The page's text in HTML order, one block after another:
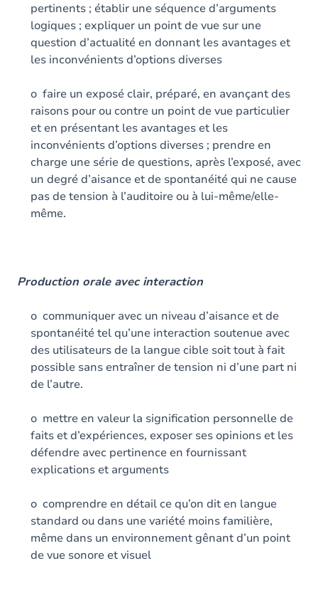
pertinents ; établir une séquence d’arguments
logiques ; expliquer un point de vue sur une
question d’actualité en donnant les avantages et
les inconvénients d’options diverses
o faire un exposé clair, préparé, en avançant des
raisons pour ou contre un point de vue particulier
et en présentant les avantages et les
inconvénients d’options diverses ; prendre en
charge une série de questions, après l’exposé, avec
un degré d’aisance et de spontanéité qui ne cause
pas de tension à l’auditoire ou à lui-même/elle-
même.
Production orale avec interaction
o communiquer avec un niveau d’aisance et de
spontanéité tel qu’une interaction soutenue avec
des utilisateurs de la langue cible soit tout à fait
possible sans entraîner de tension ni d’une part ni
de l’autre.
o mettre en valeur la signification personnelle de
faits et d’expériences, exposer ses opinions et les
défendre avec pertinence en fournissant
explications et arguments
o comprendre en détail ce qu’on dit en langue
standard ou dans une variété moins familière,
même dans un environnement gênant d’un point
de vue sonore et visuel